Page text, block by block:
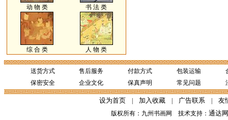
动 物 类 书 法 类
综 合 类 人 物 类
送货方式 售后服务 付款方式 包装运输
保密安全
企业文化 保真声明 常见问题
设为首页 加入收藏 广告联系 友
版权所有：九州书画网 技术支持： 通达